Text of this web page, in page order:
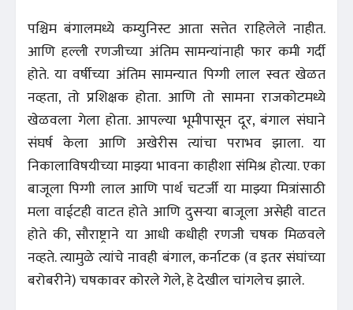
पश्चिम बंगालमध्ये कम्युनिस्ट आता सत्तेत राहिलेले नाहीत.
आणि हल्ली रणजीच्या अंतिम सामन्यांनाही फार कमी गर्दी
होते. या वर्षीच्या अंतिम सामन्यात पिग्गी लाल स्वतः खेळत
नव्हता, तो प्रशिक्षक होता. आणि तो सामना राजकोटमध्ये
खेळवला गेला होता. आपल्या भूमीपासून दूर, बंगाल संघाने
संघर्ष केला आणि अखेरीस त्यांचा पराभव झाला. या
निकालाविषयीच्या माझ्या भावना काहीशा संमिश्र होत्या. एका
बाजूला पिग्गी लाल आणि पार्थ चटर्जी या माझ्या मित्रांसाठी
मला वाईटही वाटत होते आणि दुसऱ्या बाजूला असेही वाटत
होते की, सौराष्ट्राने या आधी कधीही रणजी चषक मिळवले
नव्हते. त्यामुळे त्यांचे नावही बंगाल, कर्नाटक (व इतर संघांच्या
बरोबरीने) चषकावर कोरले गेले, हे देखील चांगलेच झाले.